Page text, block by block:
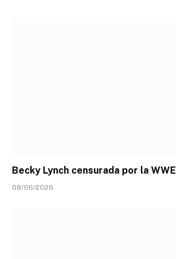
Becky Lynch censurada por la WWE
08/06/2026